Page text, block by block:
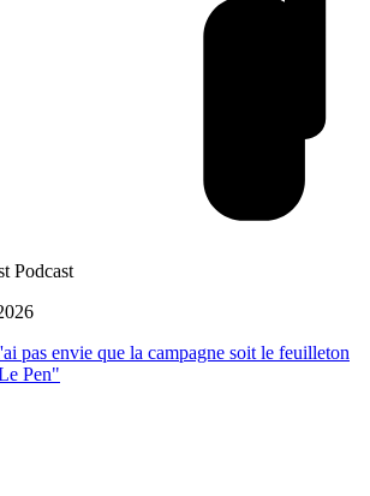
Podcast
pas envie que la campagne soit le feuilleton
Pen"